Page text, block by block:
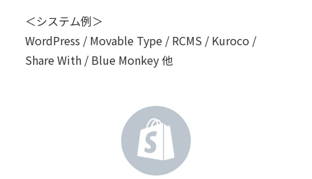
＜システム例＞
WordPress / Movable Type / RCMS / Kuroco /
Share With / Blue Monkey 他